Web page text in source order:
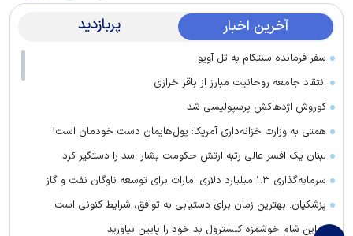
آخرین اخبار پربازدید
سفر فرمانده سنتکام به تل آویو
انتقاد جامعه روحانیت مبارز از باقر خرازی
کوروش اژدهاکش پرسپولیسی شد
همتی به وزارت خزانه‌داری آمریکا: پول‌هایمان دست خودمان است!
لبنان یک افسر عالی رتبه ارتش حکومت بشار اسد را دستگیر کرد
سرمایه‌گذاری ۱.۳ میلیارد دلاری امارات برای توسعه ناوگان نفت و گاز
پزشکیان: بهترین زمان برای دستیابی به توافق، شرایط کنونی است
با این شام خوشمزه کلسترول بد خود را پایین بیاورید